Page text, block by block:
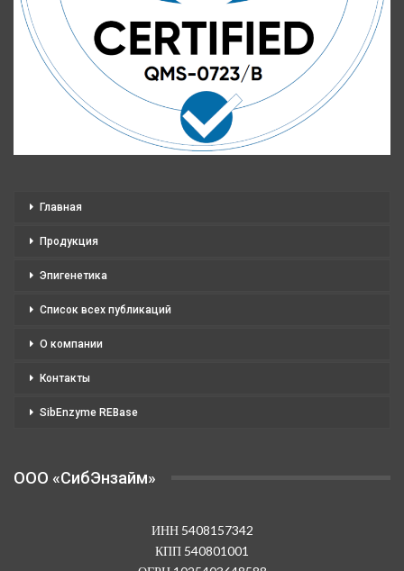
Главная
Продукция
Эпигенетика
Список всех публикаций
О компании
Контакты
SibEnzyme REBase
OOO «СибЭнзайм»
ИНН 5408157342
КПП 540801001